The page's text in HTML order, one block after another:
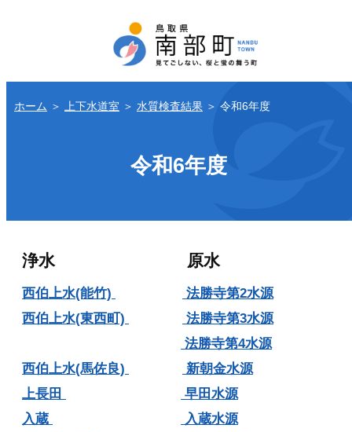
ホーム ＞ 上下水道室 ＞ 水質検査結果 ＞ 令和6年度
令和6年度
浄水 原水
西伯上水(能竹)
法勝寺第2水源
西伯上水(東西町)
法勝寺第3水源
法勝寺第4水源
西伯上水(馬佐良)
新朝金水源
上長田
早田水源
入蔵
入蔵水源